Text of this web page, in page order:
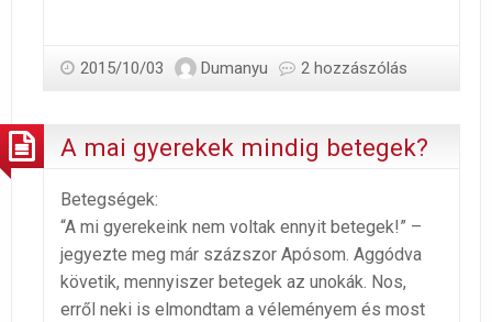
2015/10/03 Dumanyu 2 hozzászólás
A mai gyerekek mindig betegek?
Betegségek:
“A mi gyerekeink nem voltak ennyit betegek!” –
jegyezte meg már százszor Apósom. Aggódva
követik, mennyiszer betegek az unokák. Nos,
erről neki is elmondtam a véleményem és most